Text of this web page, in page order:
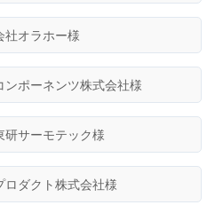
社オラホー様
ポーネンツ株式会社様
研サーモテック様
ロダクト株式会社様